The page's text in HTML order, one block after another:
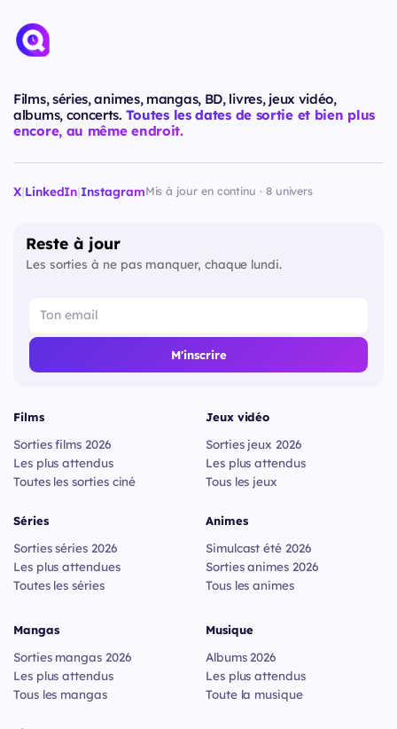
Films, séries, animes, mangas, BD, livres, jeux vidéo,
albums, concerts. Toutes les dates de sortie et bien plus
encore, au même endroit.
X|LinkedIn|InstagramMis à jour en continu · 8 univers
Reste à jour
Les sorties à ne pas manquer, chaque lundi.
M'inscrire
Films
Sorties films 2026
Les plus attendus
Toutes les sorties ciné
Séries
Sorties séries 2026
Les plus attendues
Toutes les séries
Jeux vidéo
Sorties jeux 2026
Les plus attendus
Tous les jeux
Animes
Simulcast été 2026
Sorties animes 2026
Tous les animes
Mangas
Sorties mangas 2026
Les plus attendus
Tous les mangas
Musique
Albums 2026
Les plus attendus
Toute la musique